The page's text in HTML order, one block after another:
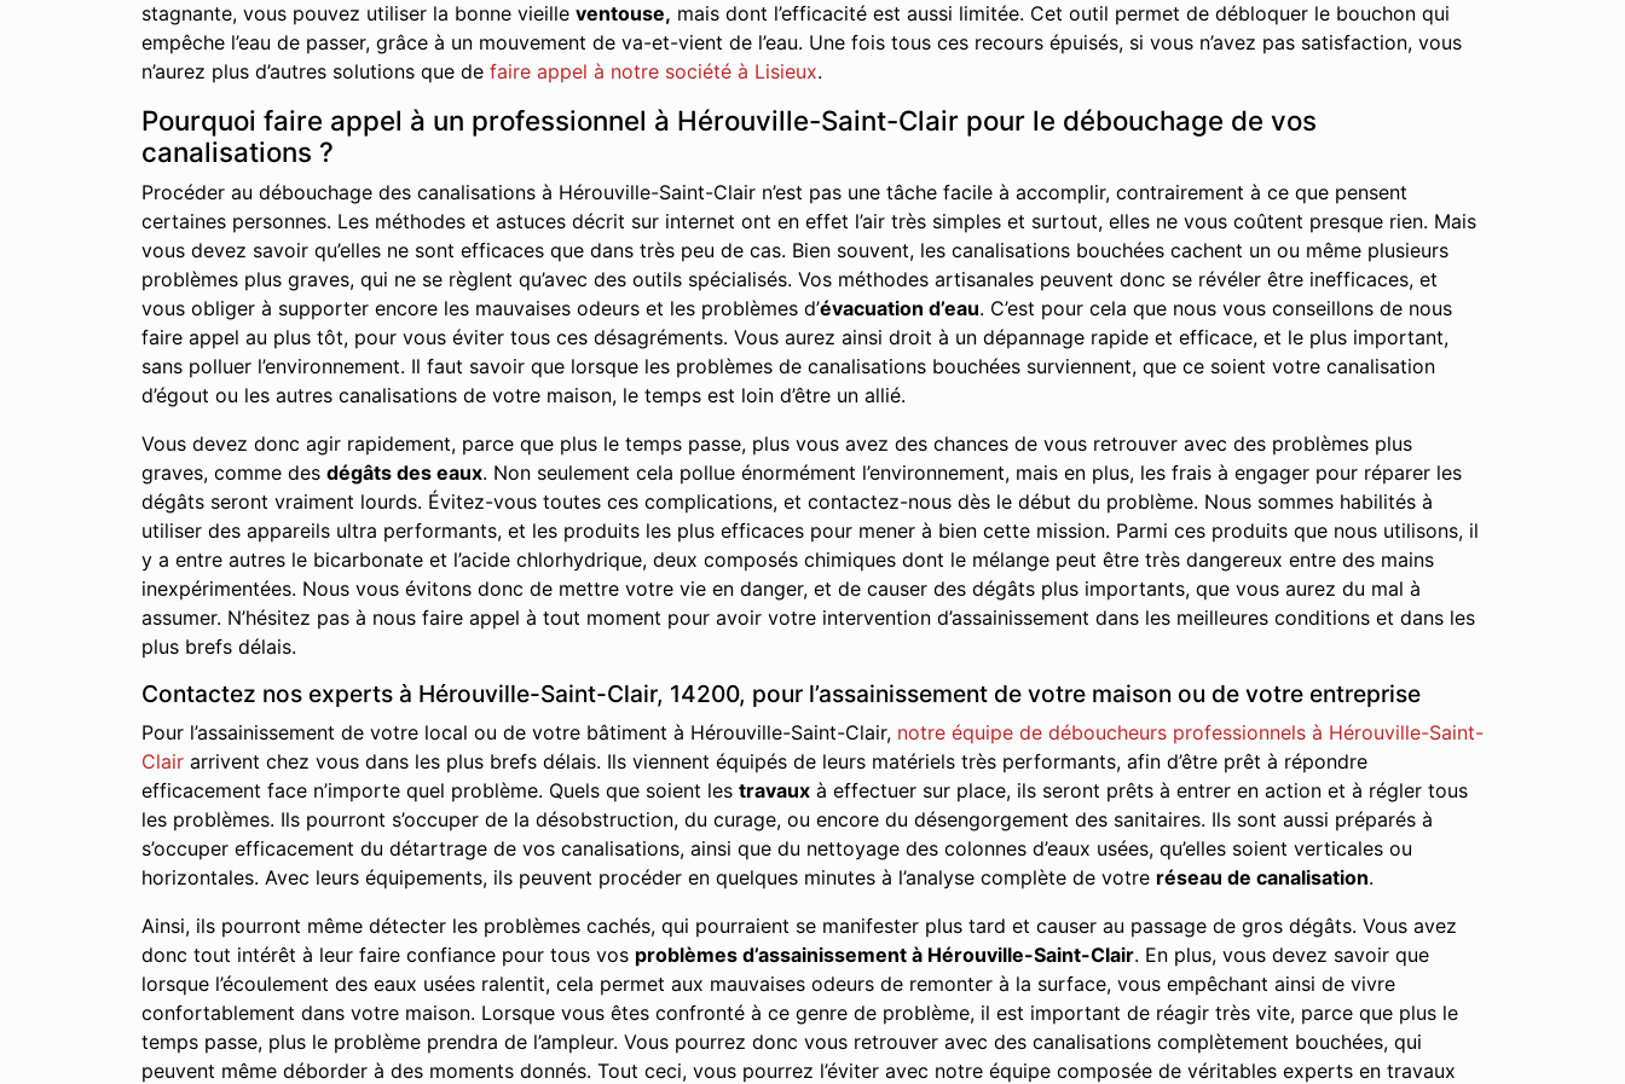
stagnante, vous pouvez utiliser la bonne vieille ventouse, mais dont l’efficacité est aussi limitée. Cet outil permet de débloquer le bouchon qui
empêche l’eau de passer, grâce à un mouvement de va-et-vient de l’eau. Une fois tous ces recours épuisés, si vous n’avez pas satisfaction, vous
n’aurez plus d’autres solutions que de faire appel à notre société à Lisieux.
Pourquoi faire appel à un professionnel à Hérouville-Saint-Clair pour le débouchage de vos
canalisations ?
Procéder au débouchage des canalisations à Hérouville-Saint-Clair n’est pas une tâche facile à accomplir, contrairement à ce que pensent
certaines personnes. Les méthodes et astuces décrit sur internet ont en effet l’air très simples et surtout, elles ne vous coûtent presque rien. Mais
vous devez savoir qu’elles ne sont efficaces que dans très peu de cas. Bien souvent, les canalisations bouchées cachent un ou même plusieurs
problèmes plus graves, qui ne se règlent qu’avec des outils spécialisés. Vos méthodes artisanales peuvent donc se révéler être inefficaces, et
vous obliger à supporter encore les mauvaises odeurs et les problèmes d’évacuation d’eau. C’est pour cela que nous vous conseillons de nous
faire appel au plus tôt, pour vous éviter tous ces désagréments. Vous aurez ainsi droit à un dépannage rapide et efficace, et le plus important,
sans polluer l’environnement. Il faut savoir que lorsque les problèmes de canalisations bouchées surviennent, que ce soient votre canalisation
d’égout ou les autres canalisations de votre maison, le temps est loin d’être un allié.
Vous devez donc agir rapidement, parce que plus le temps passe, plus vous avez des chances de vous retrouver avec des problèmes plus
graves, comme des dégâts des eaux. Non seulement cela pollue énormément l’environnement, mais en plus, les frais à engager pour réparer les
dégâts seront vraiment lourds. Évitez-vous toutes ces complications, et contactez-nous dès le début du problème. Nous sommes habilités à
utiliser des appareils ultra performants, et les produits les plus efficaces pour mener à bien cette mission. Parmi ces produits que nous utilisons, il
y a entre autres le bicarbonate et l’acide chlorhydrique, deux composés chimiques dont le mélange peut être très dangereux entre des mains
inexpérimentées. Nous vous évitons donc de mettre votre vie en danger, et de causer des dégâts plus importants, que vous aurez du mal à
assumer. N’hésitez pas à nous faire appel à tout moment pour avoir votre intervention d’assainissement dans les meilleures conditions et dans les
plus brefs délais.
Contactez nos experts à Hérouville-Saint-Clair, 14200, pour l’assainissement de votre maison ou de votre entreprise
Pour l’assainissement de votre local ou de votre bâtiment à Hérouville-Saint-Clair, notre équipe de déboucheurs professionnels à Hérouville-Saint-
Clair arrivent chez vous dans les plus brefs délais. Ils viennent équipés de leurs matériels très performants, afin d’être prêt à répondre
efficacement face n’importe quel problème. Quels que soient les travaux à effectuer sur place, ils seront prêts à entrer en action et à régler tous
les problèmes. Ils pourront s’occuper de la désobstruction, du curage, ou encore du désengorgement des sanitaires. Ils sont aussi préparés à
s’occuper efficacement du détartrage de vos canalisations, ainsi que du nettoyage des colonnes d’eaux usées, qu’elles soient verticales ou
horizontales. Avec leurs équipements, ils peuvent procéder en quelques minutes à l’analyse complète de votre réseau de canalisation.
Ainsi, ils pourront même détecter les problèmes cachés, qui pourraient se manifester plus tard et causer au passage de gros dégâts. Vous avez
donc tout intérêt à leur faire confiance pour tous vos problèmes d’assainissement à Hérouville-Saint-Clair. En plus, vous devez savoir que
lorsque l’écoulement des eaux usées ralentit, cela permet aux mauvaises odeurs de remonter à la surface, vous empêchant ainsi de vivre
confortablement dans votre maison. Lorsque vous êtes confronté à ce genre de problème, il est important de réagir très vite, parce que plus le
temps passe, plus le problème prendra de l’ampleur. Vous pourrez donc vous retrouver avec des canalisations complètement bouchées, qui
peuvent même déborder à des moments donnés. Tout ceci, vous pourrez l’éviter avec notre équipe composée de véritables experts en travaux